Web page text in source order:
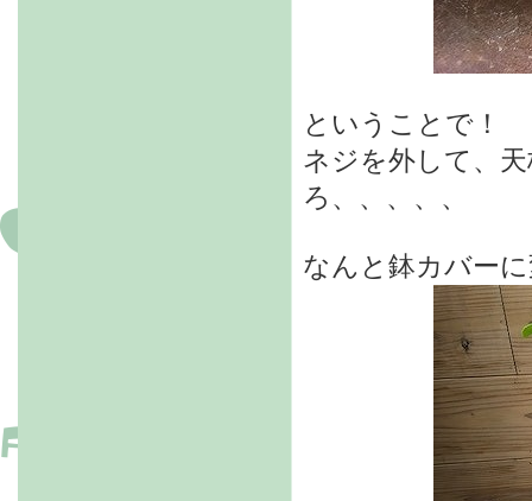
ということで！
ネジを外して、
ろ、、、、、
なんと鉢カバー